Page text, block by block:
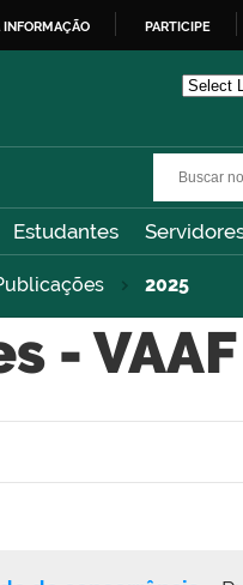
PARTICIPE
Estudantes
2025
-